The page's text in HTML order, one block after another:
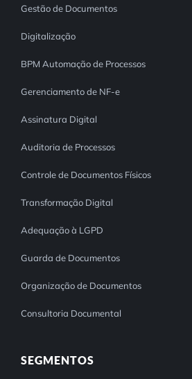
Gestão de Documentos
Digitalização
BPM Automação de Processos
Gerenciamento de NF-e
Assinatura Digital
Auditoria de Processos
Controle de Documentos Físicos
Transformação Digital
Adequação à LGPD
Guarda de Documentos
Organização de Documentos
Consultoria Documental
SEGMENTOS